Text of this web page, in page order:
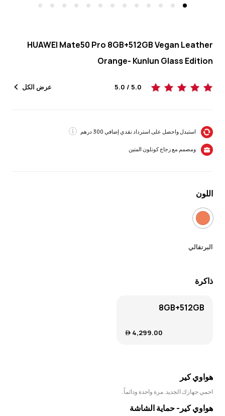
HUAWEI Mate50 Pro 8GB+512GB Vegan Leather
Orange- Kunlun Glass Edition
5.0 / 5.0 عرض الكل
استبدل واحصل على استرداد نقدي إضافي 300 درهم
ومصمم مع زجاج كونلون المتين
اللون
البرتقالي
ذاكرة
8GB+512GB
4,299.00 
هواوي كير
احمي جهازك الجديد. مرة واحدة ودائماً.
هواوي كير- حماية الشاشة